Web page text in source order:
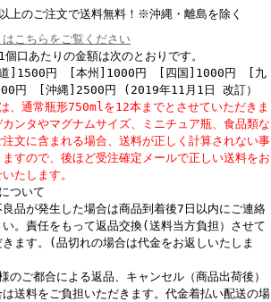
上のご注文で送料無料！※沖縄・離島を除く
はこちらをご覧ください
個口あたりの金額は次のとおりです。
道]1500円 [本州]1000円 [四国]1000円 [九
円 [沖縄]2500円 (2019年11月1日 改訂）
、通常瓶形750mlを12本までとさせていただきま
ンタやマグナムサイズ、ミニチュア瓶、食品類な
注文に含まれる場合、送料が正しく計算されない事
すので、後ほど受注確定メールで正しい送料をお
たします。
ついて
良品が発生した場合は商品到着後7日以内にご連絡
い。責任をもって返品交換(送料当方負担）させて
きます。(品切れの場合は代金をお返しいたしま
のご都合による返品、キャンセル（商品出荷後）
は送料をご負担いただきます。代金着払い配送の場